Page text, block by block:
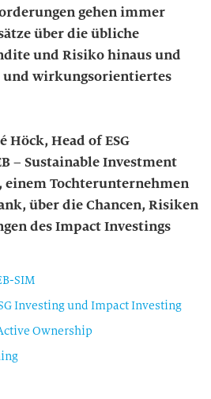
gehen immer
über die übliche
und Risiko hinaus und
und wirkungsorientiertes
Head of ESG
– Sustainable Investment
einem Tochterunternehmen
über die Chancen, Risiken
des Impact Investings
SIM
Investing und Impact Investing
Ownership